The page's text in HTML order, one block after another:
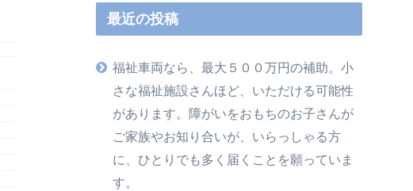
最近の投稿
福祉車両なら、最大５００万円の補助。小
さな福祉施設さんほど、いただける可能性
があります。障がいをおもちのお子さんが
ご家族やお知り合いが、いらっしゃる方
に、ひとりでも多く届くことを願っていま
す。